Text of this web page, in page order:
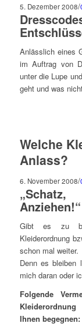
5. Dezember 2008/
Anlässlich eines
im Auftrag von
unter die Lupe
geht und was
Welche
Anlass?
6. November 2008/
Anziehen!“
Gibt es zu
Kleiderordnung
schon mal weiter.
Denn es bleiben
mich daran oder
Folgende
Ihnen begegnen: